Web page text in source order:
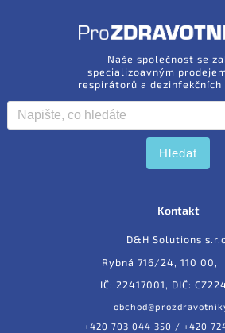
Naše společnost se
specializoavným
respirátorů a dezinfekčních
Hledat
Kontakt
D&H Solutions
Rybná 716/24, 110 00,
IČ: 22417001, DIČ:
+420 703 044 350 / +420